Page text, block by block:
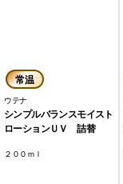
常温
ウテナ
シンプルバランスモイスト
ローションＵＶ 詰替
２００ｍｌ